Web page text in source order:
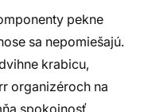
pekne
sa nepomiešajú.
krabicu,
organizéroch na
spokojnosť.